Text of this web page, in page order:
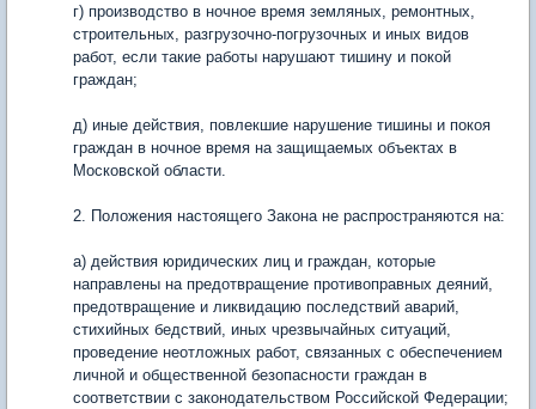
г) производство в ночное время земляных, ремонтных,
строительных, разгрузочно-погрузочных и иных видов
работ, если такие работы нарушают тишину и покой
граждан;
д) иные действия, повлекшие нарушение тишины и покоя
граждан в ночное время на защищаемых объектах в
Московской области.
2. Положения настоящего Закона не распространяются на:
а) действия юридических лиц и граждан, которые
направлены на предотвращение противоправных деяний,
предотвращение и ликвидацию последствий аварий,
стихийных бедствий, иных чрезвычайных ситуаций,
проведение неотложных работ, связанных с обеспечением
личной и общественной безопасности граждан в
соответствии с законодательством Российской Федерации;